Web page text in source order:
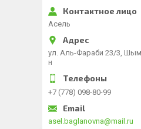
Асель
ул. Аль-Фараби 23/3,
н
+7 (778) 098-80-99
asel.baglanovna@mail.ru